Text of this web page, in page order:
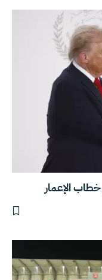
الإعمار